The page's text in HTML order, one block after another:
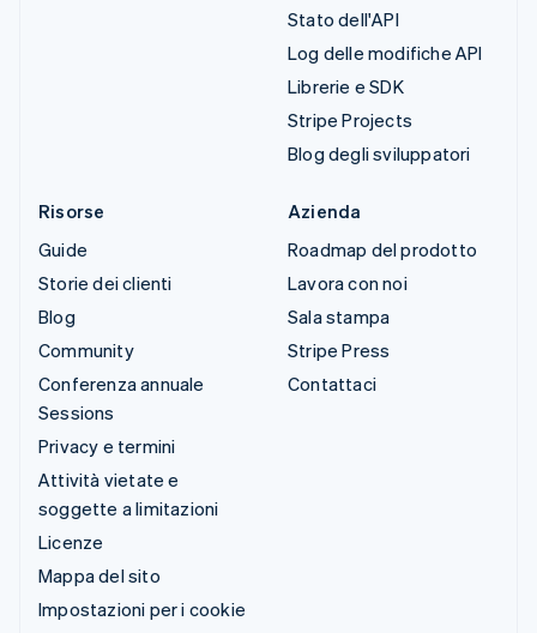
Stato dell'API
Log delle modifiche API
Librerie e SDK
Stripe Projects
Blog degli sviluppatori
Risorse
Guide
Storie dei clienti
Blog
Community
Conferenza annuale
Sessions
Privacy e termini
Attività vietate e
soggette a limitazioni
Licenze
Mappa del sito
Impostazioni per i cookie
Azienda
Roadmap del prodotto
Lavora con noi
Sala stampa
Stripe Press
Contattaci